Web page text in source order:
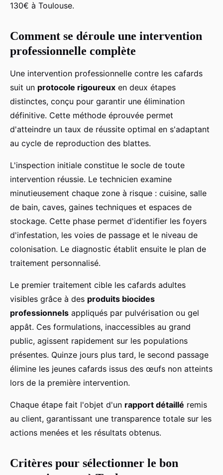
130€ à Toulouse.
Comment se déroule une intervention
professionnelle complète
Une intervention professionnelle contre les cafards
suit un protocole rigoureux en deux étapes
distinctes, conçu pour garantir une élimination
définitive. Cette méthode éprouvée permet
d'atteindre un taux de réussite optimal en s'adaptant
au cycle de reproduction des blattes.
L'inspection initiale constitue le socle de toute
intervention réussie. Le technicien examine
minutieusement chaque zone à risque : cuisine, salle
de bain, caves, gaines techniques et espaces de
stockage. Cette phase permet d'identifier les foyers
d'infestation, les voies de passage et le niveau de
colonisation. Le diagnostic établit ensuite le plan de
traitement personnalisé.
Le premier traitement cible les cafards adultes
visibles grâce à des produits biocides
professionnels appliqués par pulvérisation ou gel
appât. Ces formulations, inaccessibles au grand
public, agissent rapidement sur les populations
présentes. Quinze jours plus tard, le second passage
élimine les jeunes cafards issus des œufs non atteints
lors de la première intervention.
Chaque étape fait l'objet d'un rapport détaillé remis
au client, garantissant une transparence totale sur les
actions menées et les résultats obtenus.
Critères pour sélectionner le bon